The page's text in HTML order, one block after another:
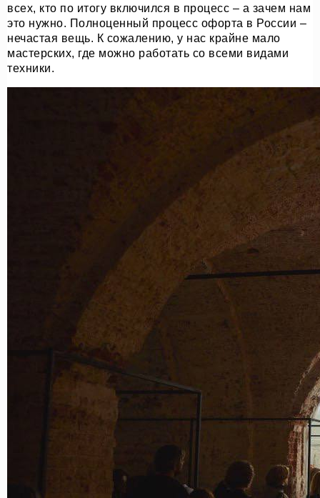
всех, кто по итогу включился в процесс – а зачем нам
это нужно. Полноценный процесс офорта в России –
нечастая вещь. К сожалению, у нас крайне мало
мастерских, где можно работать со всеми видами
техники.